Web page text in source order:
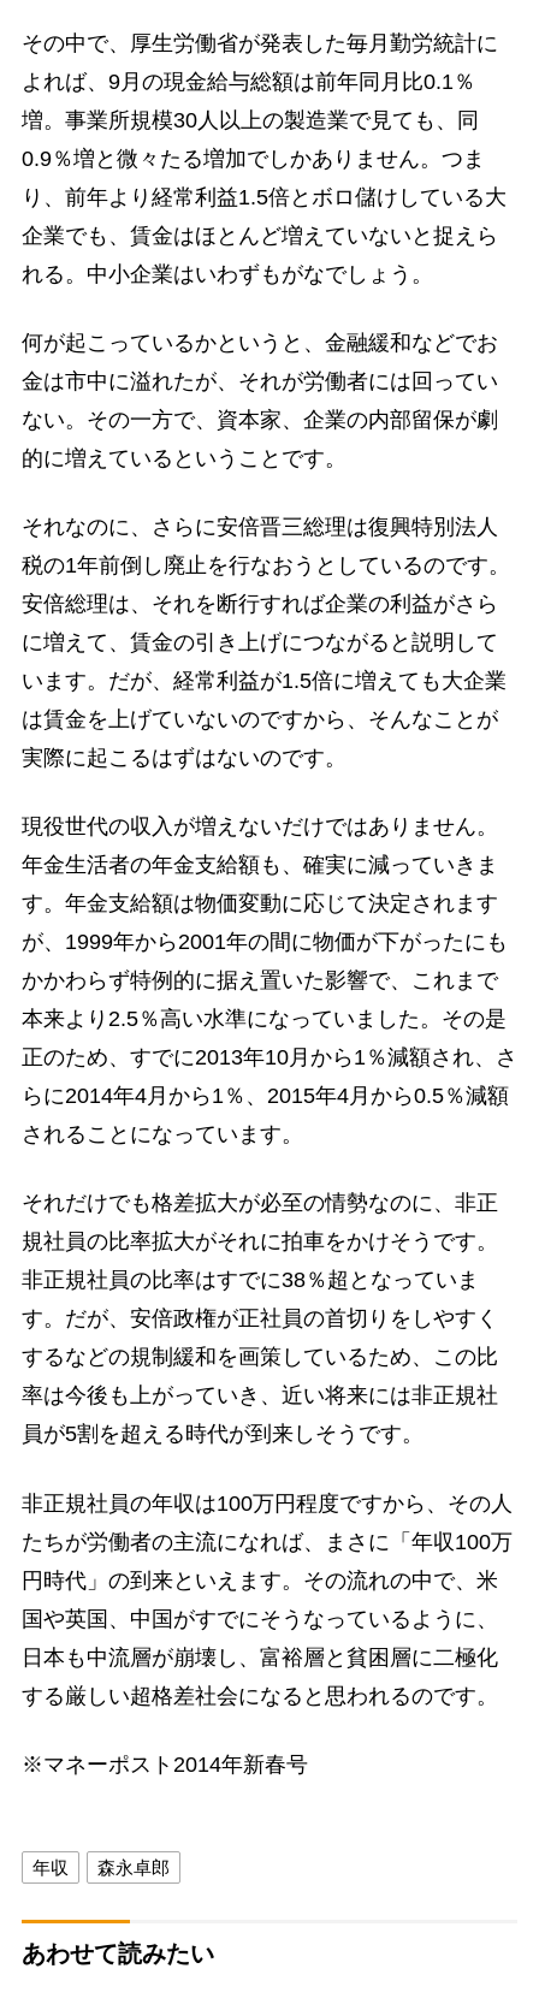
その中で、厚生労働省が発表した毎月勤労統計に
よれば、9月の現金給与総額は前年同月比0.1％
増。事業所規模30人以上の製造業で見ても、同
0.9％増と微々たる増加でしかありません。つま
り、前年より経常利益1.5倍とボロ儲けしている大
企業でも、賃金はほとんど増えていないと捉えら
れる。中小企業はいわずもがなでしょう。
何が起こっているかというと、金融緩和などでお
金は市中に溢れたが、それが労働者には回ってい
ない。その一方で、資本家、企業の内部留保が劇
的に増えているということです。
それなのに、さらに安倍晋三総理は復興特別法人
税の1年前倒し廃止を行なおうとしているのです。
安倍総理は、それを断行すれば企業の利益がさら
に増えて、賃金の引き上げにつながると説明して
います。だが、経常利益が1.5倍に増えても大企業
は賃金を上げていないのですから、そんなことが
実際に起こるはずはないのです。
現役世代の収入が増えないだけではありません。
年金生活者の年金支給額も、確実に減っていきま
す。年金支給額は物価変動に応じて決定されます
が、1999年から2001年の間に物価が下がったにも
かかわらず特例的に据え置いた影響で、これまで
本来より2.5％高い水準になっていました。その是
正のため、すでに2013年10月から1％減額され、さ
らに2014年4月から1％、2015年4月から0.5％減額
されることになっています。
それだけでも格差拡大が必至の情勢なのに、非正
規社員の比率拡大がそれに拍車をかけそうです。
非正規社員の比率はすでに38％超となっていま
す。だが、安倍政権が正社員の首切りをしやすく
するなどの規制緩和を画策しているため、この比
率は今後も上がっていき、近い将来には非正規社
員が5割を超える時代が到来しそうです。
非正規社員の年収は100万円程度ですから、その人
たちが労働者の主流になれば、まさに「年収100万
円時代」の到来といえます。その流れの中で、米
国や英国、中国がすでにそうなっているように、
日本も中流層が崩壊し、富裕層と貧困層に二極化
する厳しい超格差社会になると思われるのです。
※マネーポスト2014年新春号
年収 森永卓郎
あわせて読みたい